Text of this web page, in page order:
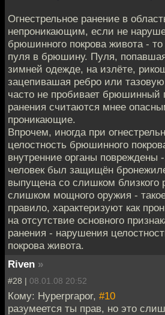
Огнестрельное ранение в
непроникающим, если не
брюшинного покрова живота -
пуля в брюшину. Пуля,
зимней одежде, на излёте,
зацепивашая ребро или
часто не пробивает брюшинный
ранения считаются мнее
проникающие.
Впрочем, иногда при
целостность брюшинного
внутренние органы повреждены
человек был защищён
выпущена со слишком близкого
слишком мощного оружия -
правило, характеризуют как
на отсутствие основного
ранения - нарушения
покрова живота.
Riven »
#28 | 08.01.08 20:52
Кому: Hyperprapor, #10
разумеется ты прав, но это